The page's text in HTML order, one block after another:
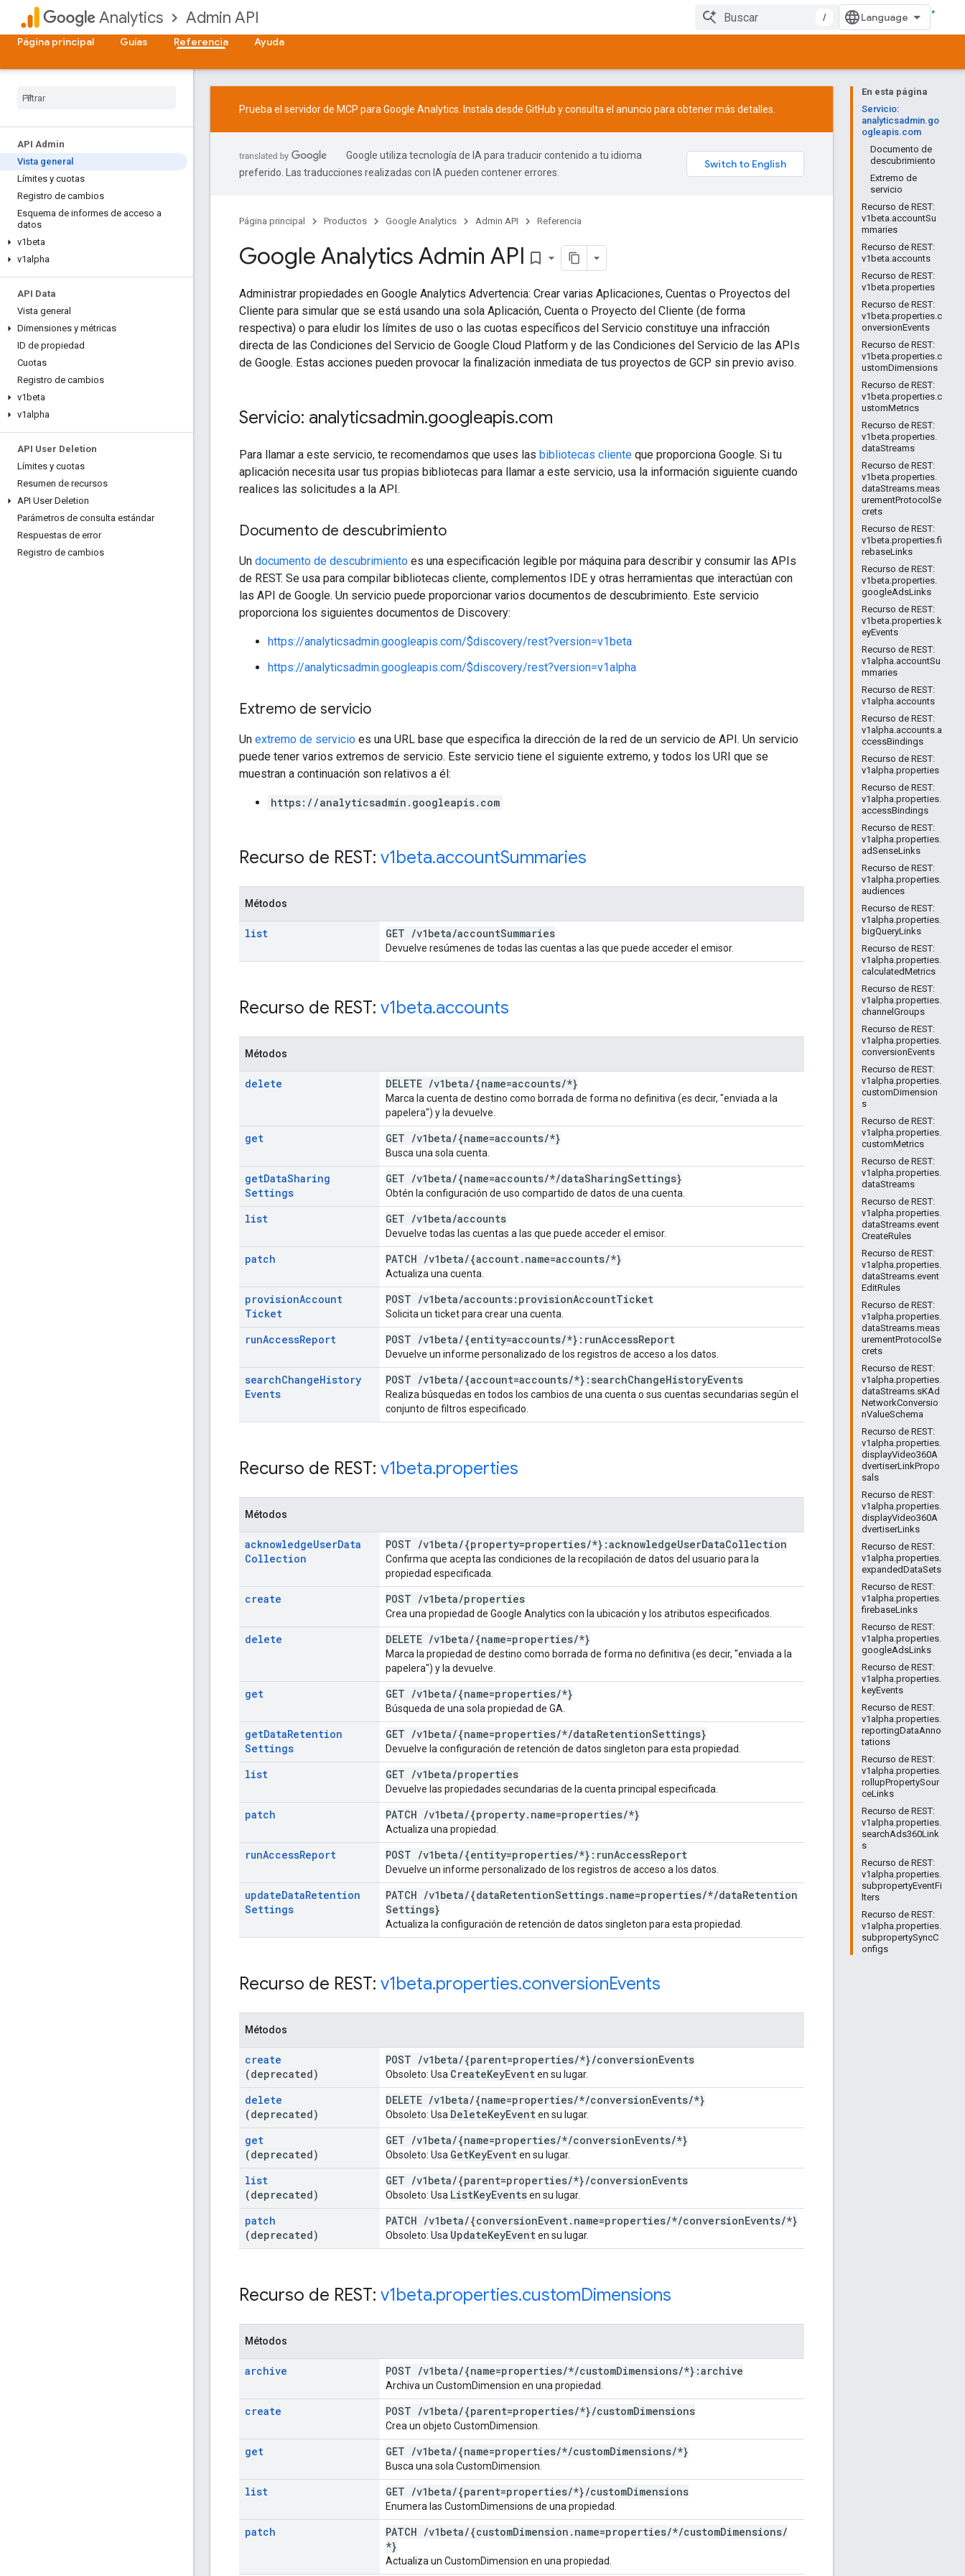
Analytics Admin API
/
Página principal
Guías Referencia Ayuda
API Admin
Vista general
Límites y cuotas
Registro de cambios
Esquema de informes de acceso a
datos
v1beta
v1alpha
API Data
Vista general
Dimensiones y métricas
ID de propiedad
Cuotas
Registro de cambios
v1beta
v1alpha
API User Deletion
Límites y cuotas
Resumen de recursos
API User Deletion
Parámetros de consulta estándar
Respuestas de error
Registro de cambios
En esta página
Servicio:
analyticsadmin.go
ogleapis.com
Documento de
descubrimiento
Extremo de
servicio
Recurso de REST:
v1beta.accountSu
mmaries
Recurso de REST:
v1beta.accounts
Recurso de REST:
v1beta.properties
Recurso de REST:
v1beta.properties.c
onversionEvents
Recurso de REST:
v1beta.properties.c
ustomDimensions
Recurso de REST:
v1beta.properties.c
ustomMetrics
Recurso de REST:
v1beta.properties.
dataStreams
Recurso de REST:
v1beta.properties.
dataStreams.meas
urementProtocolSe
crets
Recurso de REST:
v1beta.properties.fi
rebaseLinks
Recurso de REST:
v1beta.properties.
googleAdsLinks
Recurso de REST:
v1beta.properties.k
eyEvents
Recurso de REST:
v1alpha.accountSu
mmaries
Recurso de REST:
v1alpha.accounts
Recurso de REST:
v1alpha.accounts.a
ccessBindings
Recurso de REST:
v1alpha.properties
Recurso de REST:
v1alpha.properties.
accessBindings
Recurso de REST:
v1alpha.properties.
adSenseLinks
Recurso de REST:
v1alpha.properties.
audiences
Recurso de REST:
v1alpha.properties.
bigQueryLinks
Recurso de REST:
v1alpha.properties.
calculatedMetrics
Recurso de REST:
v1alpha.properties.
channelGroups
Recurso de REST:
v1alpha.properties.
conversionEvents
Recurso de REST:
v1alpha.properties.
customDimension
s
Recurso de REST:
v1alpha.properties.
customMetrics
Recurso de REST:
v1alpha.properties.
dataStreams
Recurso de REST:
v1alpha.properties.
dataStreams.event
CreateRules
Recurso de REST:
v1alpha.properties.
dataStreams.event
EditRules
Recurso de REST:
v1alpha.properties.
dataStreams.meas
urementProtocolSe
crets
Recurso de REST:
v1alpha.properties.
dataStreams.sKAd
NetworkConversio
nValueSchema
Recurso de REST:
v1alpha.properties.
displayVideo360A
dvertiserLinkPropo
sals
Recurso de REST:
v1alpha.properties.
displayVideo360A
dvertiserLinks
Recurso de REST:
v1alpha.properties.
expandedDataSets
Recurso de REST:
v1alpha.properties.
firebaseLinks
Recurso de REST:
v1alpha.properties.
googleAdsLinks
Recurso de REST:
v1alpha.properties.
keyEvents
Recurso de REST:
v1alpha.properties.
reportingDataAnno
tations
Recurso de REST:
v1alpha.properties.
rollupPropertySour
ceLinks
Recurso de REST:
v1alpha.properties.
searchAds360Link
s
Recurso de REST:
v1alpha.properties.
subpropertyEventFi
lters
Recurso de REST:
v1alpha.properties.
subpropertySyncC
onfigs
Prueba el servidor de MCP para Google Analytics. Instala desde GitHub y consulta el anuncio para obtener más detalles.
Google utiliza tecnología de IA para traducir contenido a tu idioma
preferido. Las traducciones realizadas con IA pueden contener errores.
Página principal Productos Google Analytics Admin API Referencia
Google Analytics Admin API bookmark_border
Administrar propiedades en Google Analytics Advertencia: Crear varias Aplicaciones, Cuentas o Proyectos del
Cliente para simular que se está usando una sola Aplicación, Cuenta o Proyecto del Cliente (de forma
respectiva) o para eludir los límites de uso o las cuotas específicos del Servicio constituye una infracción
directa de las Condiciones del Servicio de Google Cloud Platform y de las Condiciones del Servicio de las APIs
de Google. Estas acciones pueden provocar la finalización inmediata de tus proyectos de GCP sin previo aviso.
Servicio: analyticsadmin.googleapis.com
Para llamar a este servicio, te recomendamos que uses las bibliotecas cliente que proporciona Google. Si tu
aplicación necesita usar tus propias bibliotecas para llamar a este servicio, usa la información siguiente cuando
realices las solicitudes a la API.
Documento de descubrimiento
Un documento de descubrimiento es una especificación legible por máquina para describir y consumir las APIs
de REST. Se usa para compilar bibliotecas cliente, complementos IDE y otras herramientas que interactúan con
las API de Google. Un servicio puede proporcionar varios documentos de descubrimiento. Este servicio
proporciona los siguientes documentos de Discovery:
https://analyticsadmin.googleapis.com/$discovery/rest?version=v1beta
https://analyticsadmin.googleapis.com/$discovery/rest?version=v1alpha
Extremo de servicio
Un extremo de servicio es una URL base que especifica la dirección de la red de un servicio de API. Un servicio
puede tener varios extremos de servicio. Este servicio tiene el siguiente extremo, y todos los URI que se
muestran a continuación son relativos a él:
https://analyticsadmin.googleapis.com
Recurso de REST: v1beta.accountSummaries
Métodos
list GET /v1beta/accountSummaries
Devuelve resúmenes de todas las cuentas a las que puede acceder el emisor.
Recurso de REST: v1beta.accounts
Métodos
delete DELETE /v1beta/{name=accounts/*}
Marca la cuenta de destino como borrada de forma no definitiva (es decir, "enviada a la
papelera") y la devuelve.
get GET /v1beta/{name=accounts/*}
Busca una sola cuenta.
getDataSharing
Settings
GET /v1beta/{name=accounts/*/dataSharingSettings}
Obtén la configuración de uso compartido de datos de una cuenta.
list GET /v1beta/accounts
Devuelve todas las cuentas a las que puede acceder el emisor.
patch PATCH /v1beta/{account. name=accounts/*}
Actualiza una cuenta.
provisionAccount
Ticket
POST /v1beta/accounts:provisionAccountTicket
Solicita un ticket para crear una cuenta.
runAccessReport POST /v1beta/{entity=accounts/*}:runAccessReport
Devuelve un informe personalizado de los registros de acceso a los datos.
searchChangeHistory
Events
POST /v1beta/{account=accounts/*}:searchChangeHistoryEvents
Realiza búsquedas en todos los cambios de una cuenta o sus cuentas secundarias según el
conjunto de filtros especificado.
Recurso de REST: v1beta.properties
Métodos
acknowledgeUserData
Collection
POST /v1beta/{property=properties/*}:acknowledgeUserDataCollection
Confirma que acepta las condiciones de la recopilación de datos del usuario para la
propiedad especificada.
create POST /v1beta/properties
Crea una propiedad de Google Analytics con la ubicación y los atributos especificados.
delete DELETE /v1beta/{name=properties/*}
Marca la propiedad de destino como borrada de forma no definitiva (es decir, "enviada a la
papelera") y la devuelve.
get GET /v1beta/{name=properties/*}
Búsqueda de una sola propiedad de GA.
getDataRetention
Settings
GET /v1beta/{name=properties/*/dataRetentionSettings}
Devuelve la configuración de retención de datos singleton para esta propiedad.
list GET /v1beta/properties
Devuelve las propiedades secundarias de la cuenta principal especificada.
patch PATCH /v1beta/{property. name=properties/*}
Actualiza una propiedad.
runAccessReport POST /v1beta/{entity=properties/*}:runAccessReport
Devuelve un informe personalizado de los registros de acceso a los datos.
updateDataRetention
Settings
PATCH /v1beta/{dataRetentionSettings. name=properties/*/dataRetention
Settings}
Actualiza la configuración de retención de datos singleton para esta propiedad.
Recurso de REST: v1beta.properties.conversionEvents
Métodos
create
(deprecated)
POST /v1beta/{parent=properties/*}/conversionEvents
Obsoleto: Usa CreateKeyEventen su lugar.
delete
(deprecated)
DELETE /v1beta/{name=properties/*/conversionEvents/*}
Obsoleto: Usa DeleteKeyEventen su lugar.
get
(deprecated)
GET /v1beta/{name=properties/*/conversionEvents/*}
Obsoleto: Usa GetKeyEventen su lugar.
list
(deprecated)
GET /v1beta/{parent=properties/*}/conversionEvents
Obsoleto: Usa ListKeyEventsen su lugar.
patch
(deprecated)
PATCH /v1beta/{conversionEvent. name=properties/*/conversionEvents/*}
Obsoleto: Usa UpdateKeyEventen su lugar.
Recurso de REST: v1beta.properties.customDimensions
Métodos
archive POST /v1beta/{name=properties/*/customDimensions/*}:archive
Archiva un CustomDimension en una propiedad.
create POST /v1beta/{parent=properties/*}/customDimensions
Crea un objeto CustomDimension.
get GET /v1beta/{name=properties/*/customDimensions/*}
Busca una sola CustomDimension.
list GET /v1beta/{parent=properties/*}/customDimensions
Enumera las CustomDimensions de una propiedad.
patch PATCH /v1beta/{customDimension . name=properties/*/customDimensions/
*}
Actualiza un CustomDimension en una propiedad.